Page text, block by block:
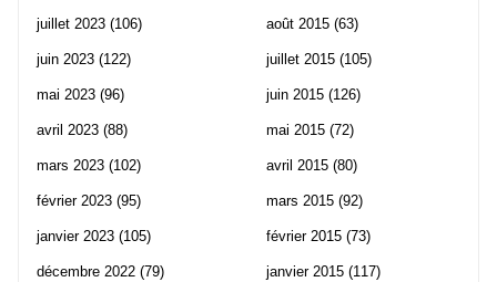
juillet 2023 (106)
juin 2023 (122)
mai 2023 (96)
avril 2023 (88)
mars 2023 (102)
février 2023 (95)
janvier 2023 (105)
décembre 2022 (79)
août 2015 (63)
juillet 2015 (105)
juin 2015 (126)
mai 2015 (72)
avril 2015 (80)
mars 2015 (92)
février 2015 (73)
janvier 2015 (117)